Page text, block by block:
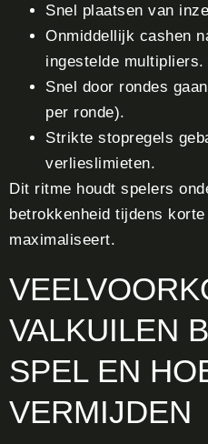
Snel plaatsen van
Onmiddellijk cashen
ingestelde multipliers.
Snel door rondes
per ronde).
Strikte stopregels
verlieslimieten.
Dit ritme houdt spelers
betrokkenheid tijdens
maximaliseert.
VALKUILEN
SPEL EN
VERMIJDEN